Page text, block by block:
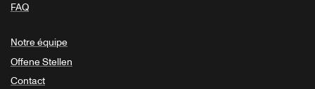
FAQ
Notre équipe
Offene Stellen
Contact